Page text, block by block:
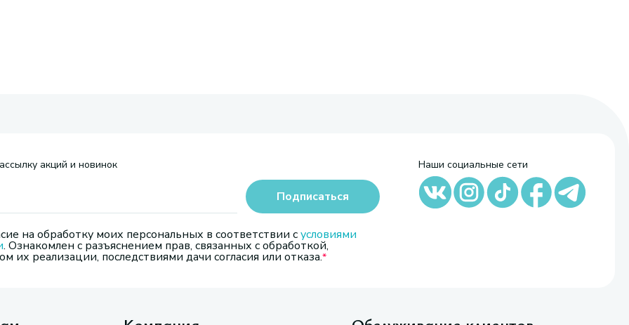
акций и новинок
на обработку моих персональных в соответствии сусловиями
. Ознакомлен с разъяснением прав, связанных с обработкой,
их реализации, последствиями дачи согласия или отказа.
Подписаться
Наши социальные сети